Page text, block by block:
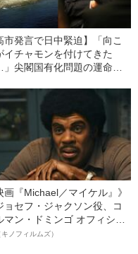
市発言で日中緊迫】「向こ
イチャモンを付けてきた
尖閣国有化問題の運命を
が回想〉
画『Michael／マイケル』》
ョセフ・ジャクソン役、コ
マン・ドミンゴ オフィシャ
ンタビュー“観客を魅了した
ノフィルムズ）